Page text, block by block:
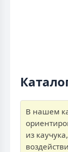
В нашем
из